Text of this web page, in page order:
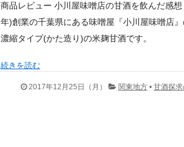
商品レビュー 小川屋味噌店の甘酒を飲んだ感
年)創業の千葉県にある味噌屋『小川屋味噌店
濃縮タイプ(かた造り)の米麹甘酒です。
続きを読む
2017年12月25日（月） 関東地方 • 甘酒探求